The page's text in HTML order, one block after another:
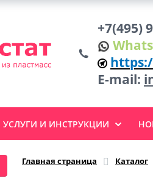
+7(495)
E-mail:
УСЛУГИ И ИНСТРУКЦИИ
Главная страница Каталог